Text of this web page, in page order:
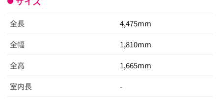
全長 4,475mm
全幅 1,810mm
全高 1,665mm
室内長 -